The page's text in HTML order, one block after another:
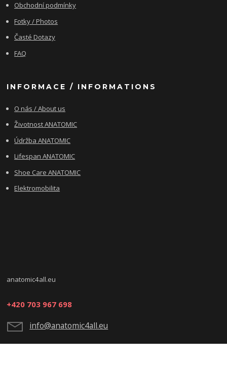
Obchodní podmínky
Fotky / Photos
Časté Dotazy
FAQ
INFORMACE / INFORMATIONS
O nás / About us
Životnost ANATOMIC
Údržba ANATOMIC
Lifespan ANATOMIC
Shoe Care ANATOMIC
Elektromobilita
anatomic4all.eu
+420 703 967 698
info@anatomic4all.eu